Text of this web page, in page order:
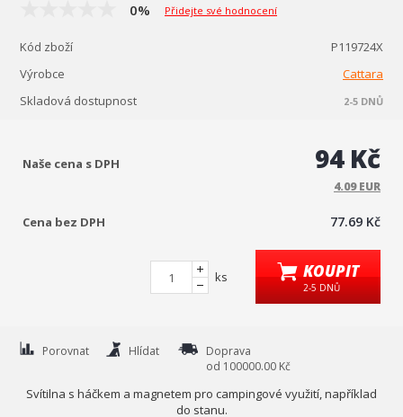
0% Přidejte své hodnocení
Kód zboží
P119724X
Výrobce
Cattara
Skladová dostupnost
2-5 DNŮ
Naše cena s DPH 94 Kč
4.09 EUR
Cena bez DPH 77.69 Kč
ks KOUPIT
2-5 DNŮ
Porovnat Hlídat
Doprava
od 100000.00 Kč
Svítilna s háčkem a magnetem pro campingové využití, například
do stanu.